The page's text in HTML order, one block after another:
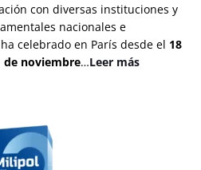
con diversas instituciones y
nacionales e
celebrado en París desde el 18
de noviembre…Leer más